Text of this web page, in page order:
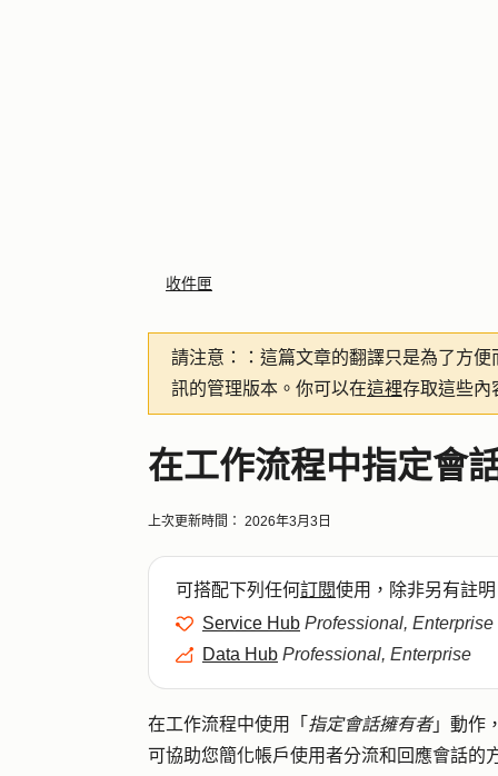
收件匣
請注意：
：這篇文章的翻譯只是為了方
訊的管理版本。你可以在這裡存取這些內
在工作流程中指定會
上次更新時間： 2026年3月3日
可搭配下列任何訂閱使用，除非另有註
Service Hub Professional, Enterprise
Data Hub Professional, Enterprise
在工作流程中使用「 指定會話擁有者」動作
可協助您簡化帳戶使用者分流和回應會話的